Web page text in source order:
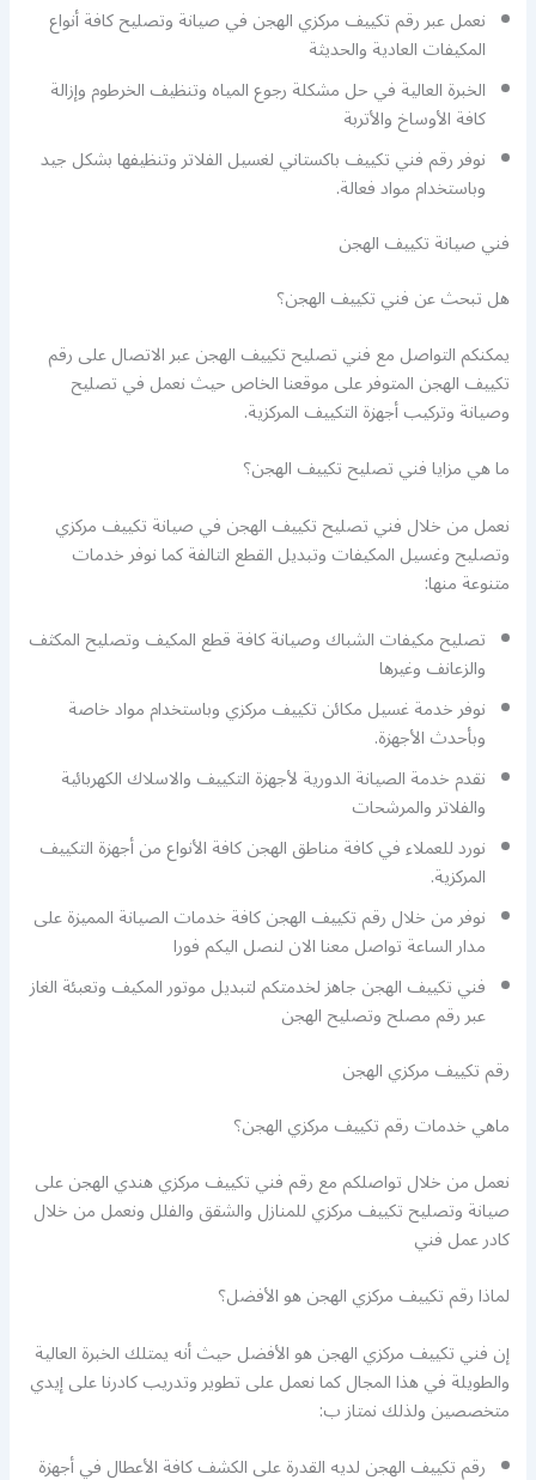
نعمل عبر رقم تكييف مركزي الهجن في صيانة وتصليح كافة أنواع
المكيفات العادية والحديثة
الخبرة العالية في حل مشكلة رجوع المياه وتنظيف الخرطوم وإزالة
كافة الأوساخ والأتربة
نوفر رقم فني تكييف باكستاني لغسيل الفلاتر وتنظيفها بشكل جيد
وباستخدام مواد فعالة.
فني صيانة تكييف الهجن
هل تبحث عن فني تكييف الهجن؟
يمكنكم التواصل مع فني تصليح تكييف الهجن عبر الاتصال على رقم
تكييف الهجن المتوفر على موقعنا الخاص حيث نعمل في تصليح
وصيانة وتركيب أجهزة التكييف المركزية.
ما هي مزايا فني تصليح تكييف الهجن؟
نعمل من خلال فني تصليح تكييف الهجن في صيانة تكييف مركزي
وتصليح وغسيل المكيفات وتبديل القطع التالفة كما نوفر خدمات
متنوعة منها:
تصليح مكيفات الشباك وصيانة كافة قطع المكيف وتصليح المكثف
والزعانف وغيرها
نوفر خدمة غسيل مكائن تكييف مركزي وباستخدام مواد خاصة
وبأحدث الأجهزة.
نقدم خدمة الصيانة الدورية لأجهزة التكييف والاسلاك الكهربائية
والفلاتر والمرشحات
نورد للعملاء في كافة مناطق الهجن كافة الأنواع من أجهزة التكييف
المركزية.
نوفر من خلال رقم تكييف الهجن كافة خدمات الصيانة المميزة على
مدار الساعة تواصل معنا الان لنصل اليكم فورا
فني تكييف الهجن جاهز لخدمتكم لتبديل موتور المكيف وتعبئة الغاز
عبر رقم مصلح وتصليح الهجن
رقم تكييف مركزي الهجن
ماهي خدمات رقم تكييف مركزي الهجن؟
نعمل من خلال تواصلكم مع رقم فني تكييف مركزي هندي الهجن على
صيانة وتصليح تكييف مركزي للمنازل والشقق والفلل ونعمل من خلال
كادر عمل فني
لماذا رقم تكييف مركزي الهجن هو الأفضل؟
إن فني تكييف مركزي الهجن هو الأفضل حيث أنه يمتلك الخبرة العالية
والطويلة في هذا المجال كما نعمل على تطوير وتدريب كادرنا على إيدي
متخصصين ولذلك نمتاز ب:
رقم تكييف الهجن لديه القدرة على الكشف كافة الأعطال في أجهزة